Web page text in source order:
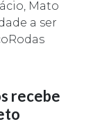
Mato
a ser
recebe